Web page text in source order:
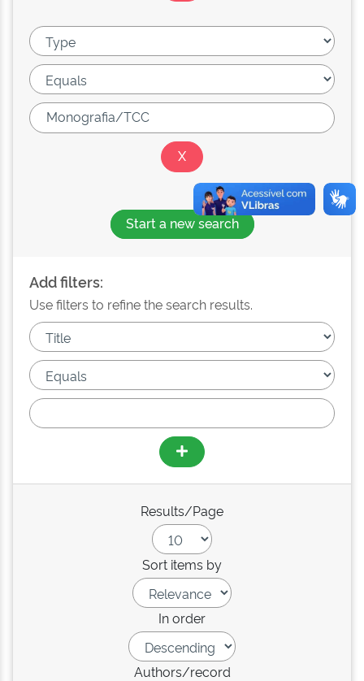
Start a new search
Add filters:
Use filters to refine the search results.
Results/Page
Sort items by
In order
Authors/record